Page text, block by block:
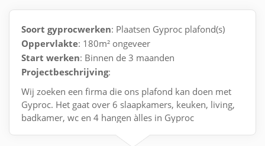
Soort gyprocwerken: Plaatsen Gyproc plafond(s)
Oppervlakte: 180m² ongeveer
Start werken: Binnen de 3 maanden
Projectbeschrijving:
Wij zoeken een firma die ons plafond kan doen met
Gyproc. Het gaat over 6 slaapkamers, keuken, living,
badkamer, wc en 4 hangen àlles in Gyproc